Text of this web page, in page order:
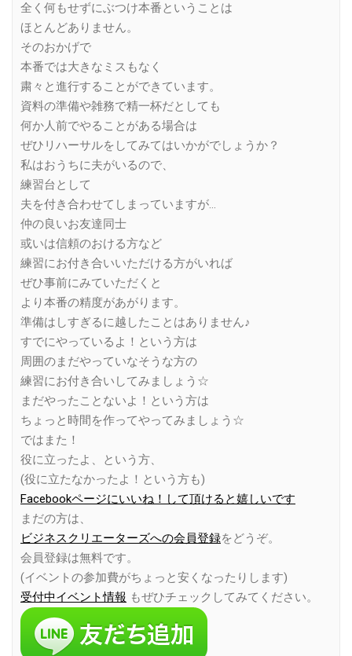
全く何もせずにぶつけ本番ということは
ほとんどありません。
そのおかげで
本番では大きなミスもなく
粛々と進行することができています。
資料の準備や雑務で精一杯だとしても
何か人前でやることがある場合は
ぜひリハーサルをしてみてはいかがでしょうか？
私はおうちに夫がいるので、
練習台として
夫を付き合わせてしまっていますが…
仲の良いお友達同士
或いは信頼のおける方など
練習にお付き合いいただける方がいれば
ぜひ事前にみていただくと
より本番の精度があがります。
準備はしすぎるに越したことはありません♪
すでにやっているよ！という方は
周囲のまだやっていなそうな方の
練習にお付き合いしてみましょう☆
まだやったことないよ！という方は
ちょっと時間を作ってやってみましょう☆
ではまた！
役に立ったよ、という方、
(役に立たなかったよ！という方も)
Facebookページにいいね！して頂けると嬉しいです
まだの方は、
ビジネスクリエーターズへの会員登録をどうぞ。
会員登録は無料です。
(イベントの参加費がちょっと安くなったりします)
受付中イベント情報 もぜひチェックしてみてください。